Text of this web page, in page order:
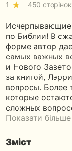
1 450 сторінок
по Библии! В
форме автор
самых важных
и Нового
за книгой,
вопросы. Более
которые
сложных
Показати більше
Зміст